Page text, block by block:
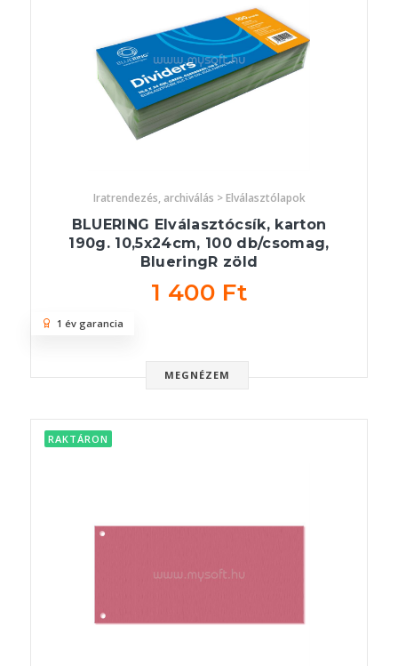
Iratrendezés, archiválás > Elválasztólapok
BLUERING Elválasztócsík, karton
190g. 10,5x24cm, 100 db/csomag,
BlueringR zöld
1 400 Ft
MEGNÉZEM
1 év garancia
RAKTÁRON